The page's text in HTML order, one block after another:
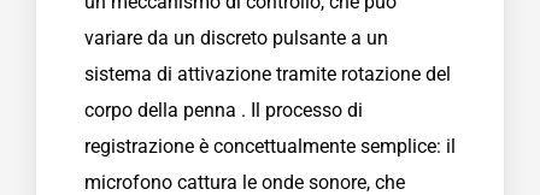
variare da un discreto pulsante a un
sistema di attivazione tramite rotazione del
corpo della penna . Il processo di
registrazione è concettualmente semplice: il
microfono cattura le onde sonore, che